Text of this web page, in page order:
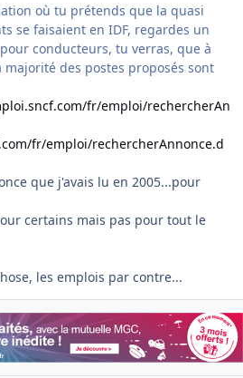
où tu prétends que la quasi
se faisaient en IDF, regardes un
conducteurs, tu verras, que à
des postes proposés sont
fr/emploi/rechercherAn
fr/emploi/rechercherAnnonce.d
que j'avais lu en 2005...pour
certains mais pas pour tout le
les emplois par contre...